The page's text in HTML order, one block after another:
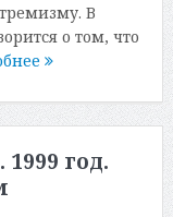
В
о том, что
год.